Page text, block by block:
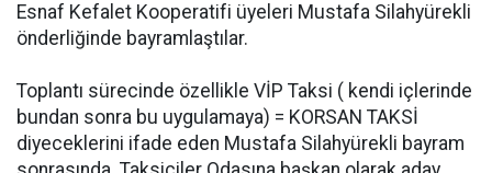
Esnaf Kefalet Kooperatifi üyeleri Mustafa Silahyürekli
önderliğinde bayramlaştılar.
Toplantı sürecinde özellikle VİP Taksi ( kendi içlerinde
bundan sonra bu uygulamaya) = KORSAN TAKSİ
diyeceklerini ifade eden Mustafa Silahyürekli bayram